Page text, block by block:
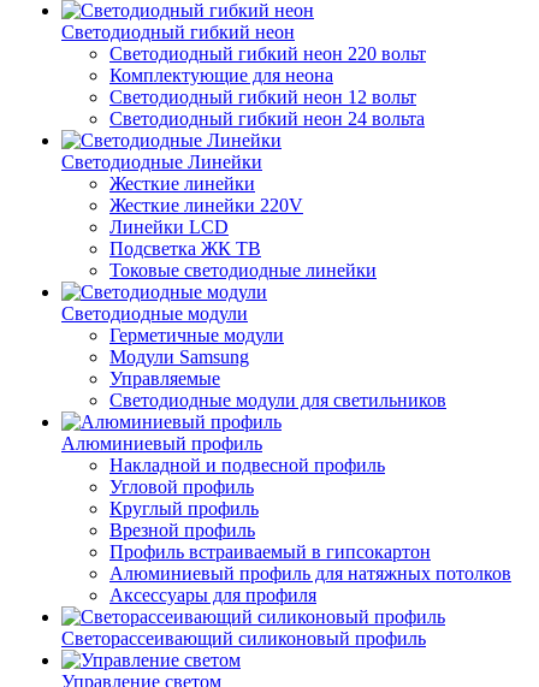
Светодиодный гибкий неон
Светодиодный гибкий неон 220 вольт
Комплектующие для неона
Светодиодный гибкий неон 12 вольт
Светодиодный гибкий неон 24 вольта
Светодиодные Линейки
Жесткие линейки
Жесткие линейки 220V
Линейки LCD
Подсветка ЖК ТВ
Токовые светодиодные линейки
Светодиодные модули
Герметичные модули
Модули Samsung
Управляемые
Светодиодные модули для светильников
Алюминиевый профиль
Накладной и подвесной профиль
Угловой профиль
Круглый профиль
Врезной профиль
Профиль встраиваемый в гипсокартон
Алюминиевый профиль для натяжных потолков
Аксессуары для профиля
Светорассеивающий силиконовый профиль
Управление светом